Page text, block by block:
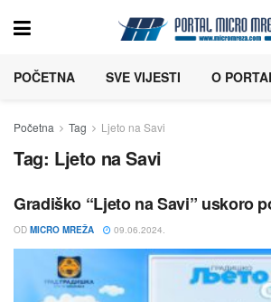
POČETNA SVE VIJESTI O
Početna Tag Ljeto na Savi
Tag: Ljeto na Savi
Gradiško “Ljeto na Savi” uskoro
OD MICRO MREŽA 09.06.2024.